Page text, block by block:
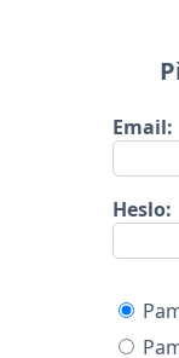
Email:
Heslo: